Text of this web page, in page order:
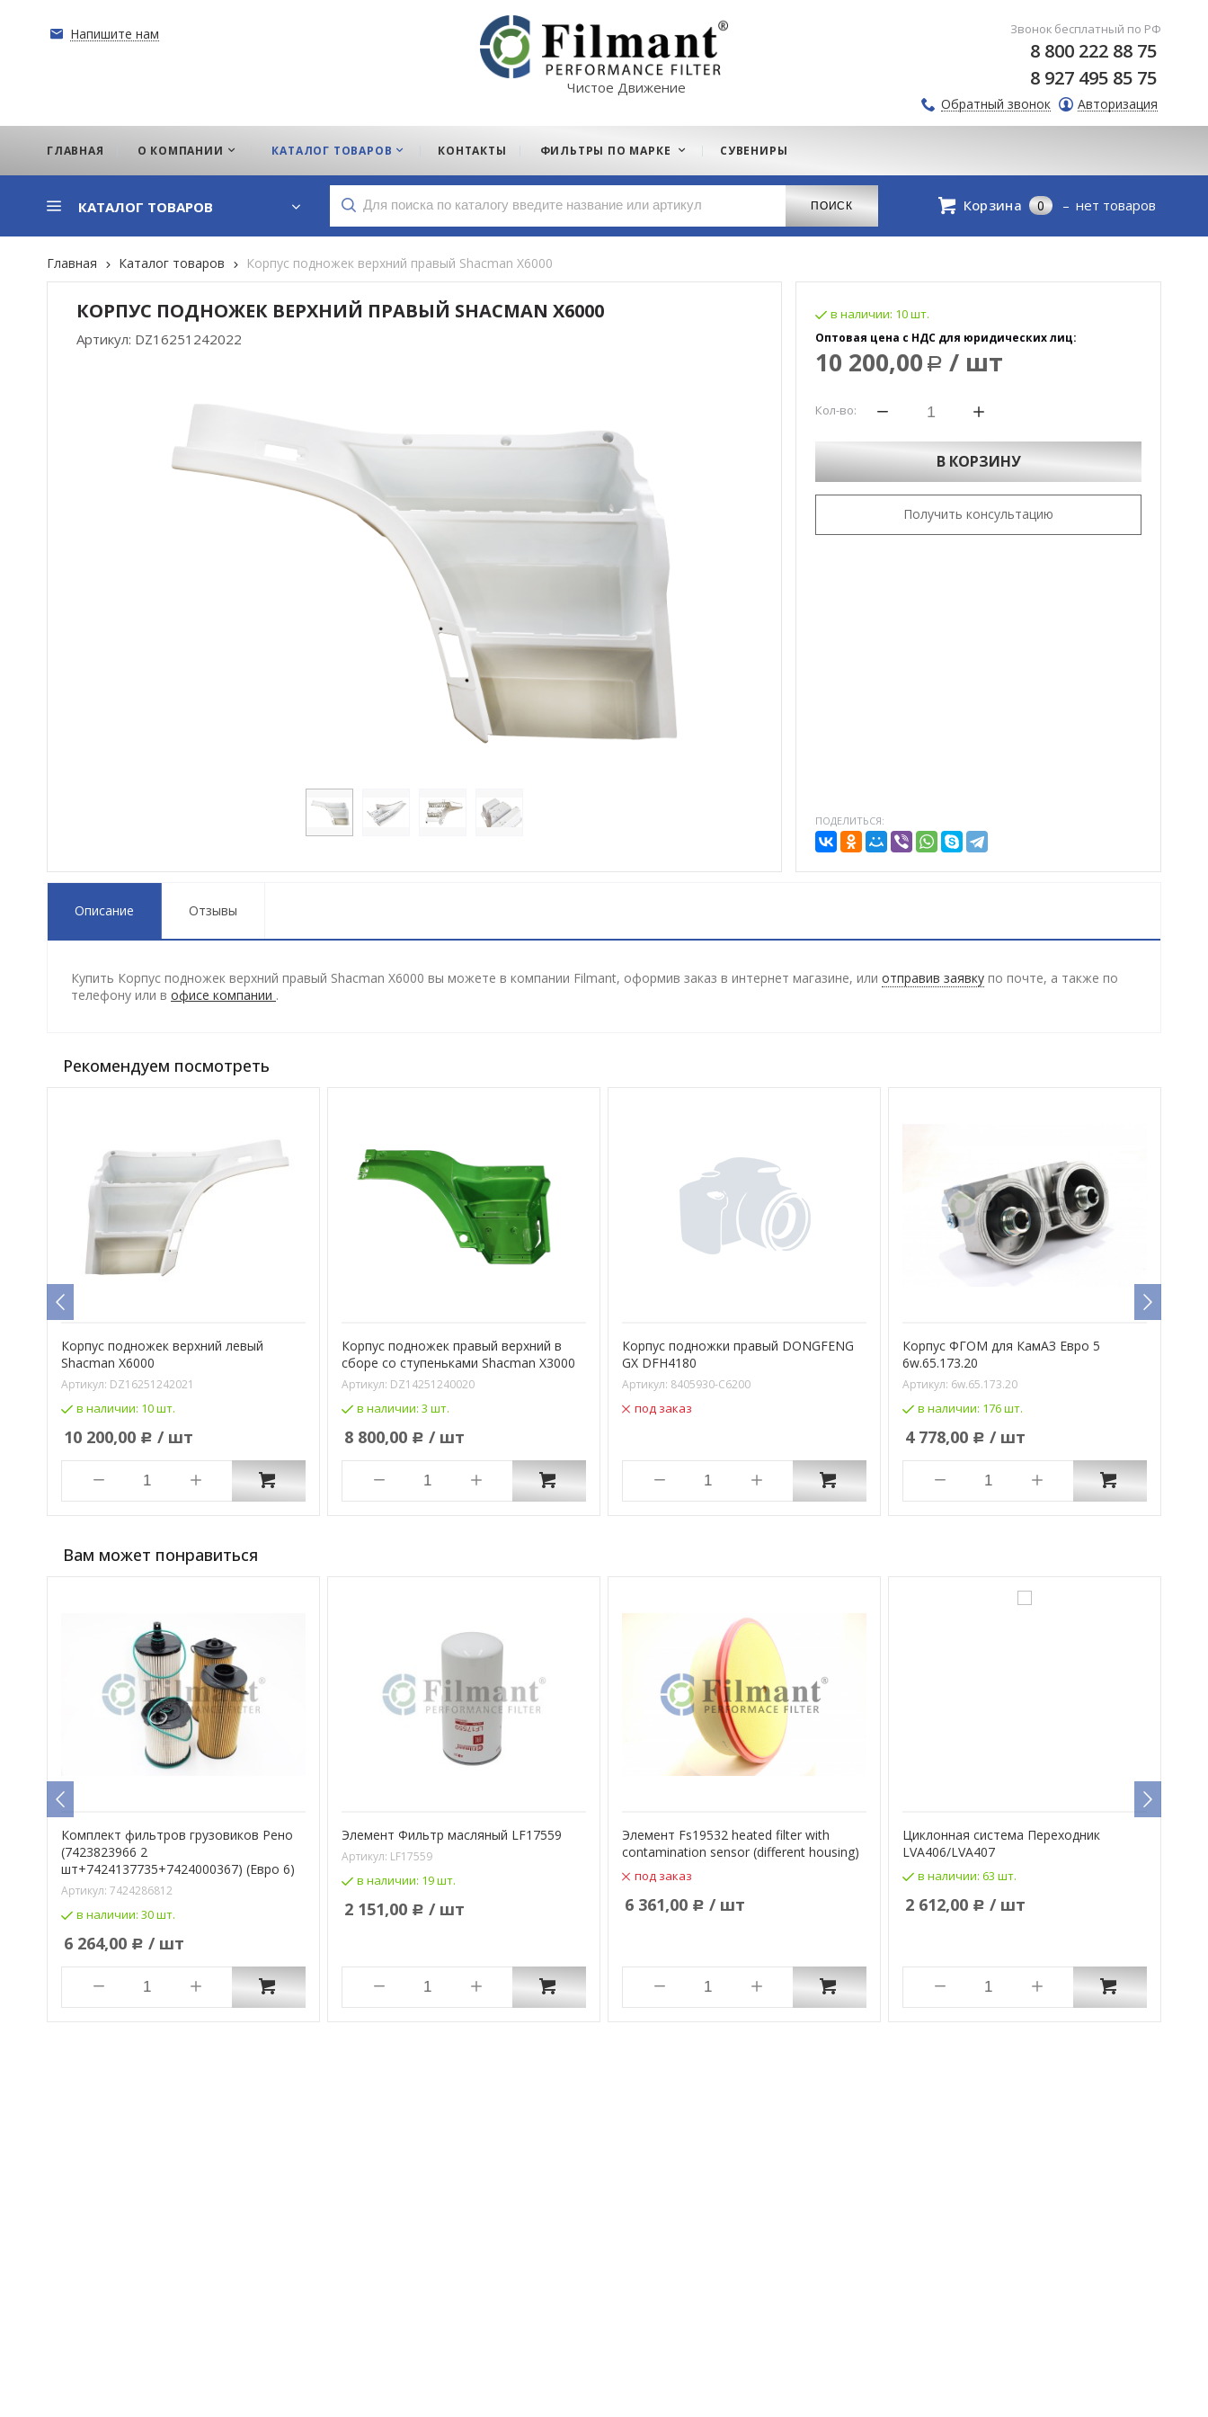
Напишите нам
Чистое Движение
Звонок бесплатный по РФ
8 800 222 88 75
8 927 495 85 75
Обратный звонок Авторизация
ГЛАВНАЯ О КОМПАНИИ КАТАЛОГ ТОВАРОВ КОНТАКТЫ ФИЛЬТРЫ ПО МАРКЕ СУВЕНИРЫ
КАТАЛОГ ТОВАРОВ Корзина 0 нет товаров
Главная Каталог товаров Корпус подножек верхний правый Shacman X6000
КОРПУС ПОДНОЖЕК ВЕРХНИЙ ПРАВЫЙ SHACMAN X6000
Артикул: DZ16251242022
в наличии: 10 шт.
Оптовая цена с НДС для юридических лиц:
10 200,00 Р / шт
Кол-во:
В КОРЗИНУ
Получить консультацию
ПОДЕЛИТЬСЯ:
Описание Отзывы
Купить Корпус подножек верхний правый Shacman X6000 вы можете в компании Filmant, оформив заказ в интернет магазине, или отправив заявку по почте, а также по
телефону или в офисе компании .
Рекомендуем посмотреть
Корпус подножек верхний левый
Shacman X6000
Артикул: DZ16251242021
в наличии: 10 шт.
10 200,00 Р / шт
Корпус подножек правый верхний в
сборе со ступеньками Shacman X3000
Артикул: DZ14251240020
в наличии: 3 шт.
8 800,00 Р / шт
Корпус подножки правый DONGFENG
GX DFH4180
Артикул: 8405930-С6200
под заказ
Корпус ФГОМ для КамАЗ Евро 5
6w.65.173.20
Артикул: 6w.65.173.20
в наличии: 176 шт.
4 778,00 Р / шт
Вам может понравиться
Комплект фильтров грузовиков Рено
(7423823966 2
шт+7424137735+7424000367) (Евро 6)
Артикул: 7424286812
в наличии: 30 шт.
6 264,00 Р / шт
Элемент Фильтр масляный LF17559
Артикул: LF17559
в наличии: 19 шт.
2 151,00 Р / шт
Элемент Fs19532 heated filter with
contamination sensor (different housing)
под заказ
6 361,00 Р / шт
Циклонная система Переходник
LVA406/LVA407
в наличии: 63 шт.
2 612,00 Р / шт